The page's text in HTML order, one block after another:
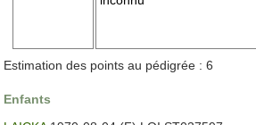
Estimation des points au pédigrée : 6
Enfants